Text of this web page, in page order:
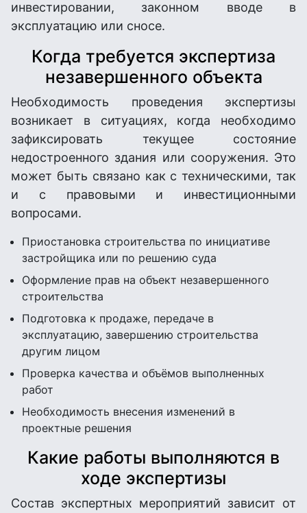
инвестировании, законном вводе в
эксплуатацию или сносе.
Когда требуется экспертиза
незавершенного объекта
Необходимость проведения экспертизы
возникает в ситуациях, когда необходимо
зафиксировать текущее состояние
недостроенного здания или сооружения. Это
может быть связано как с техническими, так
и с правовыми и инвестиционными
вопросами.
Приостановка строительства по инициативе
застройщика или по решению суда
Оформление прав на объект незавершенного
строительства
Подготовка к продаже, передаче в
эксплуатацию, завершению строительства
другим лицом
Проверка качества и объёмов выполненных
работ
Необходимость внесения изменений в
проектные решения
Какие работы выполняются в
ходе экспертизы
Состав экспертных мероприятий зависит от